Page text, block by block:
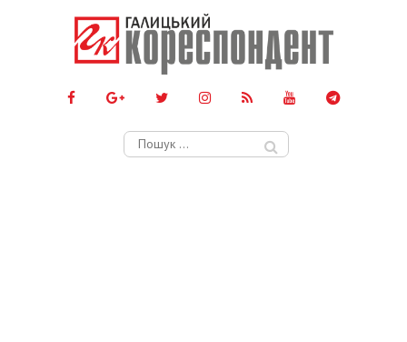
Пошук: